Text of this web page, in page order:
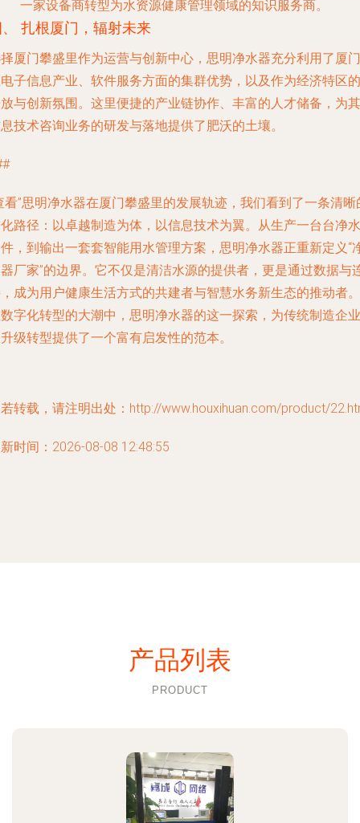
一家设备商转型为水资源健康管理领域的知识服务商。
扎根厦门，辐射未来
厦门攀盛里作为运营与创新中心，思明净水器充分利用了厦门
子信息产业、软件服务方面的集群优势，以及作为经济特区的
与创新氛围。这里便捷的产业链协作、丰富的人才储备，为其
技术咨询业务的研发与落地提供了肥沃的土壤。
看”思明净水器在厦门攀盛里的发展轨迹，我们看到了一条清晰
路径：以卓越制造为体，以信息技术为翼。从生产一台台净水
，到输出一套套智能用水管理方案，思明净水器正重新定义“
厂家”的边界。它不仅是清洁水源的提供者，更是通过数据与
成为用户健康生活方式的共建者与智慧水务新生态的推动者。
字化转型的大潮中，思明净水器的这一探索，为传统制造企业
级转型提供了一个富有启发性的范本。
转载，请注明出处：http://www.houxihuan.com/product/
时间：2026-08-08 12:48:55
产品列表
PRODUCT